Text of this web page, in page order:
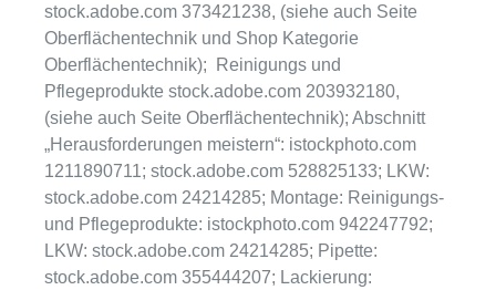
stock.adobe.com 373421238, (siehe auch Seite
Oberflächentechnik und Shop Kategorie
Oberflächentechnik); Reinigungs und
Pflegeprodukte stock.adobe.com 203932180,
(siehe auch Seite Oberflächentechnik); Abschnitt
„Herausforderungen meistern“: istockphoto.com
1211890711; stock.adobe.com 528825133; LKW:
stock.adobe.com 24214285; Montage: Reinigungs-
und Pflegeprodukte: istockphoto.com 942247792;
LKW: stock.adobe.com 24214285; Pipette:
stock.adobe.com 355444207; Lackierung: